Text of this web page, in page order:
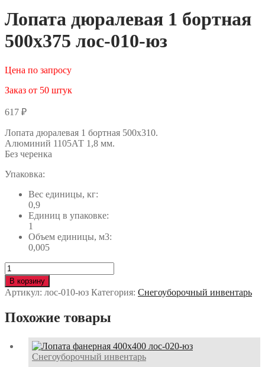
Лопата дюралевая 1 бортная
500х375 лос-010-юз
Цена по запросу
Заказ от 50 штук
617 ₽
Лопата дюралевая 1 бортная 500х310.
Алюминий 1105АТ 1,8 мм.
Без черенка
Упаковка:
Вес единицы, кг:
0,9
Единиц в упаковке:
1
Объем единицы, м3:
0,005
Количество
Лопата
дюралевая
1
500х375
В корзину
Артикул: лос-010-юз Категория: Снегоуборочный инвентарь
Похожие товары
Снегоуборочный инвентарь